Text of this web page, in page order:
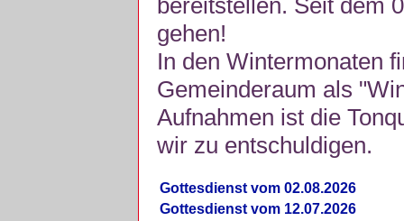
bereitstellen. Seit dem
gehen!
In den Wintermonaten
Gemeinderaum als
Aufnahmen ist die
wir zu entschuldigen.
Gottesdienst vom 02.08.2026
Gottesdienst vom 12.07.2026